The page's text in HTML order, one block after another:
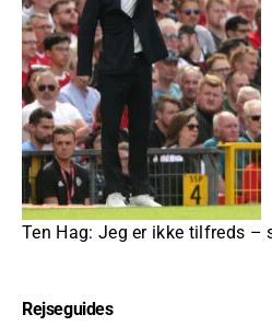
Ten Hag: Jeg er ikke tilfreds –
Rejseguides